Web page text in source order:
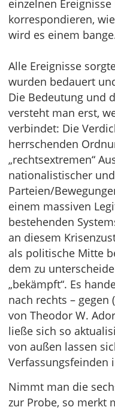
einzelnen
korrespondieren,
wird es einem
Alle Ereignisse
wurden bedauert
Die Bedeutung und
versteht man erst,
verbindet: Die
herrschenden
„rechtsextremen“
nationalistischer
Parteien/
einem massiven
bestehenden
an diesem
als politische Mitte
dem zu
„bekämpft“. Es
nach rechts – gegen
von Theodor W.
ließe sich so
von außen lassen
Verfassungsfeinden
Nimmt man die
zur Probe, so merkt